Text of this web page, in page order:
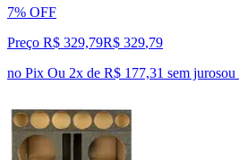
7% OFF
Preço R$ 329,79R$ 329,79
no Pix Ou 2x de R$ 177,31 sem jurosou